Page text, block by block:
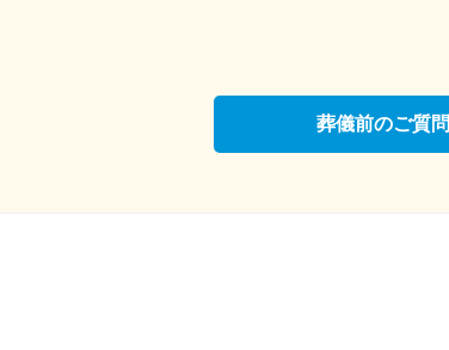
葬儀前のご質問